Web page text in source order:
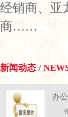
经销商、亚
商……
新闻动态 /
办